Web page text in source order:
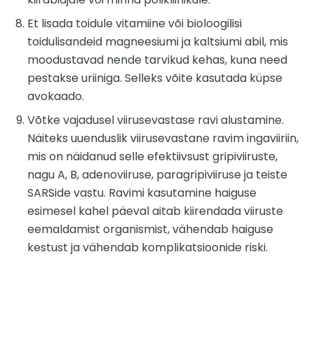
Et lisada toidule vitamiine või bioloogilisi
toidulisandeid magneesiumi ja kaltsiumi abil, mis
moodustavad nende tarvikud kehas, kuna need
pestakse uriiniga. Selleks võite kasutada küpse
avokaado.
Võtke vajadusel viirusevastase ravi alustamine.
Näiteks uuenduslik viirusevastane ravim ingaviiriin,
mis on näidanud selle efektiivsust gripiviiruste,
nagu A, B, adenoviiruse, paragripiviiruse ja teiste
SARSide vastu. Ravimi kasutamine haiguse
esimesel kahel päeval aitab kiirendada viiruste
eemaldamist organismist, vähendab haiguse
kestust ja vähendab komplikatsioonide riski.